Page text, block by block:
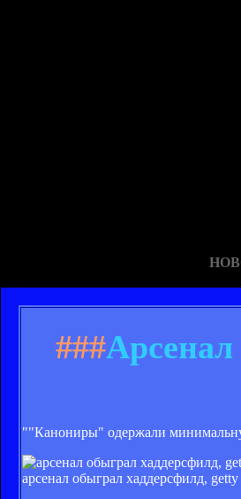
###Арсенал
""Канониры" одержали
арсенал обыграл хаддерсфилд, getty